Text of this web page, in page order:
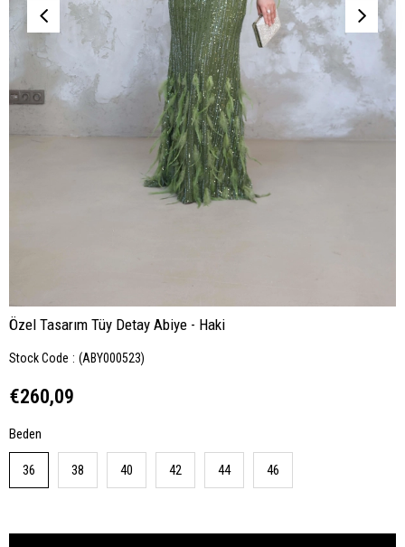
Özel Tasarım Tüy Detay Abiye - Haki
Stock Code (ABY000523)
€260,09
Beden
36 38 40 42 44 46